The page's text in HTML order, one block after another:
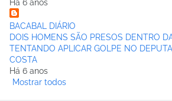
Há 6 anos
BACABAL DIÁRIO
DOIS HOMENS SÃO PRESOS DENTRO
TENTANDO APLICAR GOLPE NO
COSTA
Há 6 anos
Mostrar todos